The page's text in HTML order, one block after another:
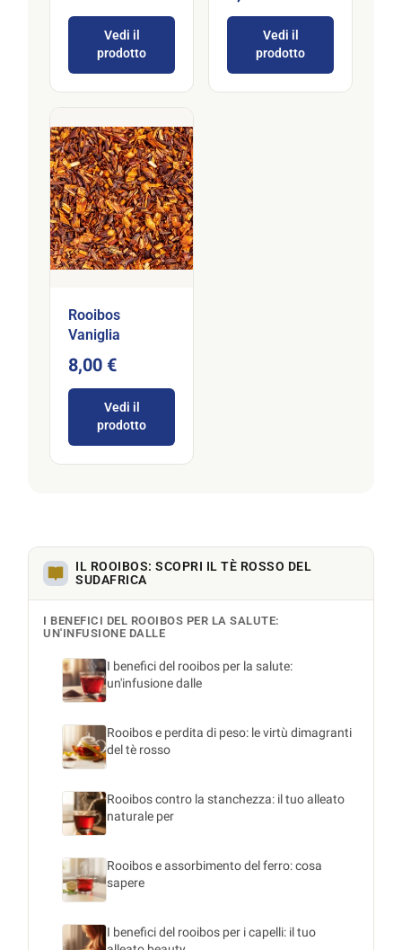
Vedi il
prodotto
Vedi il
prodotto
Rooibos
Vaniglia
8,00 €
Vedi il
prodotto
IL ROOIBOS: SCOPRI IL TÈ ROSSO DEL
SUDAFRICA
I BENEFICI DEL ROOIBOS PER LA SALUTE:
UN'INFUSIONE DALLE
I benefici del rooibos per la salute:
un'infusione dalle
Rooibos e perdita di peso: le virtù dimagranti
del tè rosso
Rooibos contro la stanchezza: il tuo alleato
naturale per
Rooibos e assorbimento del ferro: cosa
sapere
I benefici del rooibos per i capelli: il tuo